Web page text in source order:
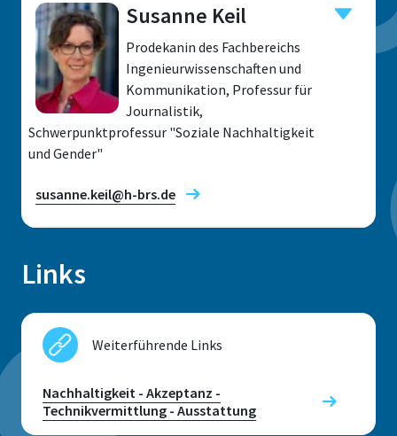
Standort
Sankt Augustin
Raum
B 205
53757 Sankt Augustin
Telefon
+49 2241 865 308
Fax
Susanne Keil
Prodekanin des Fachbereichs
Ingenieurwissenschaften und
Kommunikation, Professur für
Journalistik,
Schwerpunktprofessur "Soziale Nachhaltigkeit
und Gender"
susanne.keil@h-brs.de
Sankt Augustin
Raum
B 233
Links
Weiterführende Links
Nachhaltigkeit - Akzeptanz -
Technikvermittlung - Ausstattung